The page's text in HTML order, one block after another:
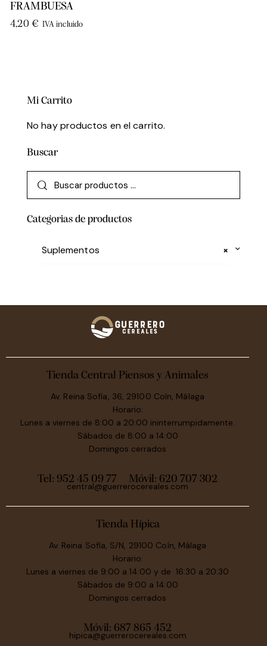
FRAMBUESA
4,20 € IVA incluido
Mi Carrito
No hay productos en el carrito.
Buscar
Categorias de productos
×
Suplementos
Tienda Central Piensos y Animales
Av. Reina Sofía, 36, 29100 Coín, Málaga
Horario:
Lunes a viernes de 8:00 a 20:00 ininterrumpidamente.
Sábados de 8:00 a 14:00
Domingos cerrados
Tel: 952 45 09 77 Móvil: 620 707 302
central@guerrerocereales.com
Tienda Hípica
Av. Reina Sofía, S/N, 29100 Coín, Málaga
Horario:
Lunes a viernes de 9:00 a 14:00 y de 16:30 a 20:30
Sábados de 9:00 a 14:00
Domingos cerrados
Móvil: 687 865 452
hipica@guerrerocereales.com